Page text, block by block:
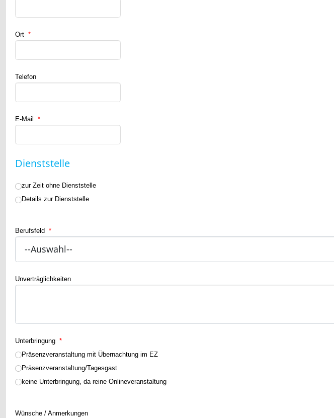
Ort *
Telefon
E-Mail *
Dienststelle
zur Zeit ohne Dienststelle
Details zur Dienststelle
Berufsfeld *
Unverträglichkeiten
Unterbringung *
Präsenzveranstaltung mit Übernachtung im EZ
Präsenzveranstaltung/Tagesgast
keine Unterbringung, da reine Onlineveranstaltung
Wünsche / Anmerkungen